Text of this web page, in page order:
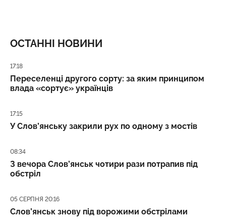
ОСТАННІ НОВИНИ
Дата публікації
17:18
Переселенці другого сорту: за яким принципом
влада «сортує» українців
Дата публікації
17:15
У Слов’янську закрили рух по одному з мостів
Дата публікації
08:34
З вечора Слов’янськ чотири рази потрапив під
обстріл
Дата публікації
05 СЕРПНЯ 20:16
Слов’янськ знову під ворожими обстрілами